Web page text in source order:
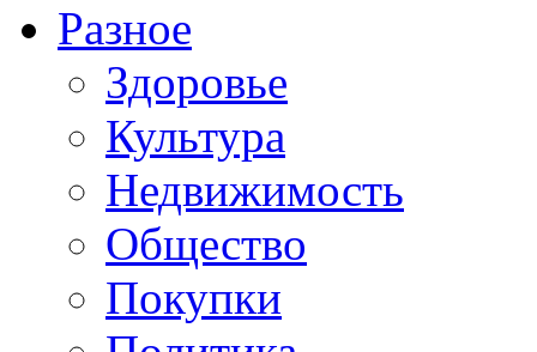
Разное
Здоровье
Культура
Недвижимость
Общество
Покупки